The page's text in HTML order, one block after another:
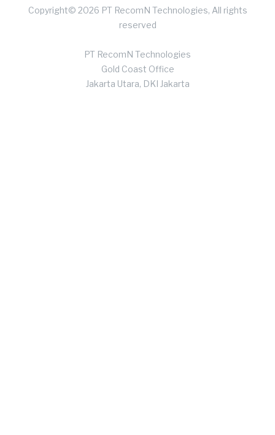
Copyright© 2026 PT RecomN Technologies, All rights
reserved
PT RecomN Technologies
Gold Coast Office
Jakarta Utara, DKI Jakarta